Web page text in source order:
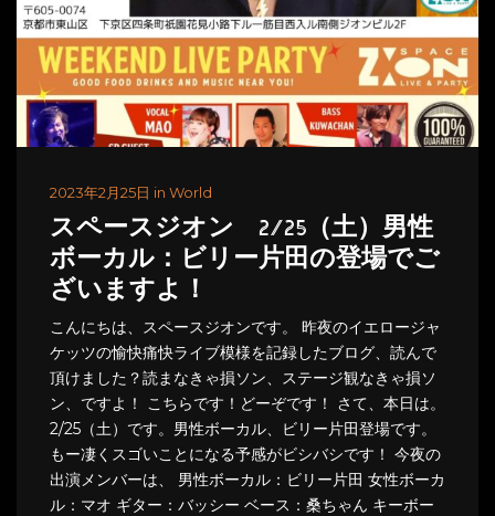
2023年2月25日 in World
スペースジオン 2/25（土）男性
ボーカル：ビリー片田の登場でご
ざいますよ！
こんにちは、スペースジオンです。 昨夜のイエロージャ
ケッツの愉快痛快ライブ模様を記録したブログ、読んで
頂けました？読まなきゃ損ソン、ステージ観なきゃ損ソ
ン、ですよ！ こちらです！どーぞです！ さて、本日は。
2/25（土）です。男性ボーカル、ビリー片田登場です。
もー凄くスゴいことになる予感がビシバシです！ 今夜の
出演メンバーは、 男性ボーカル：ビリー片田 女性ボーカ
ル：マオ ギター：バッシー ベース：桑ちゃん キーボー